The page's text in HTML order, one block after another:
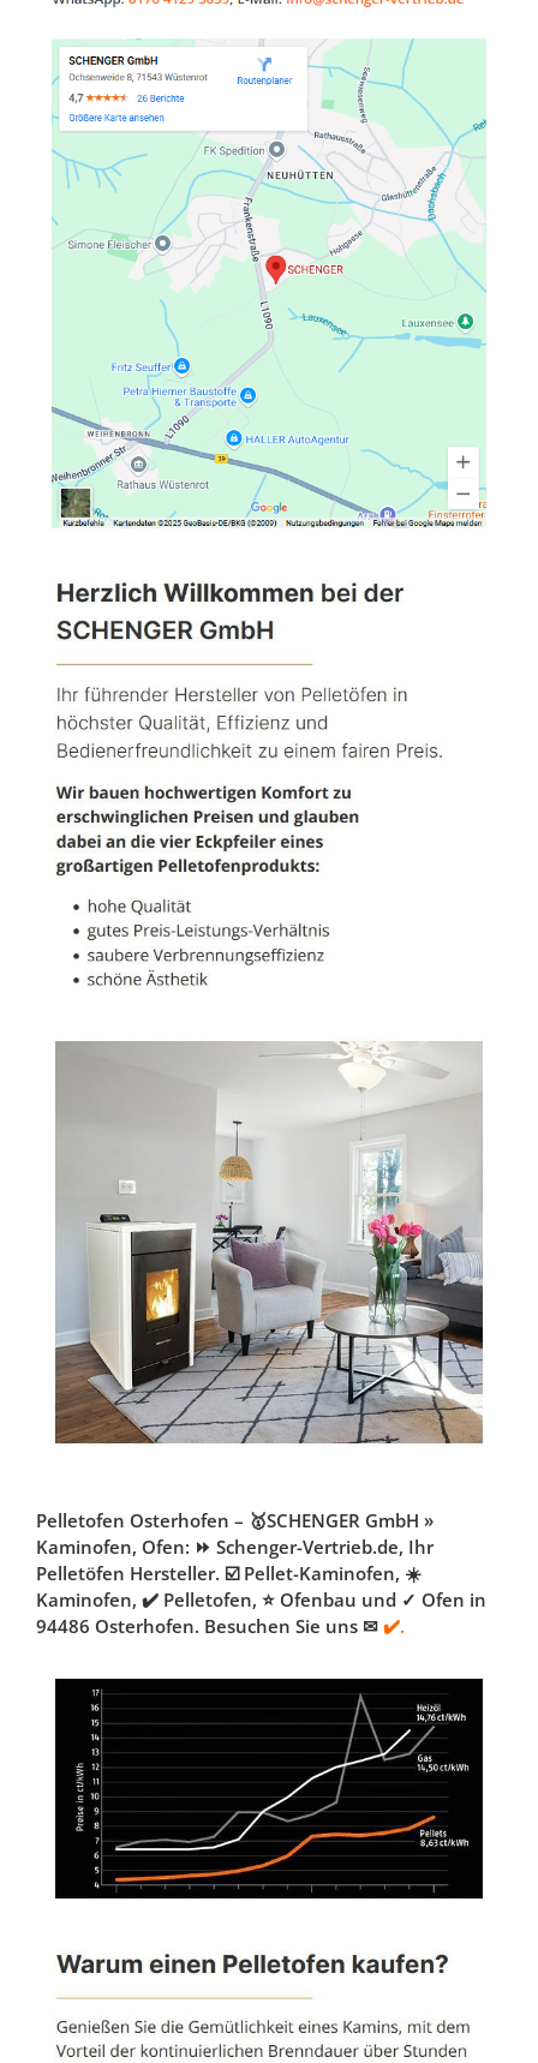
Pelletofen Osterhofen – 🥇SCHENGER GmbH »
Kaminofen, Ofen: ⏩ Schenger-Vertrieb.de, Ihr
Pelletöfen Hersteller. ☑️ Pellet-Kaminofen, ☀️
Kaminofen, ✔️ Pelletofen, ⭐ Ofenbau und ✓ Ofen in
94486 Osterhofen. Besuchen Sie uns ✉ ✔️.